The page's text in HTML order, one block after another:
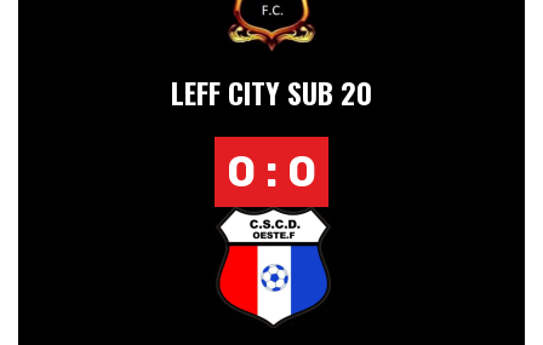
LEFF CITY SUB 20
0 : 0